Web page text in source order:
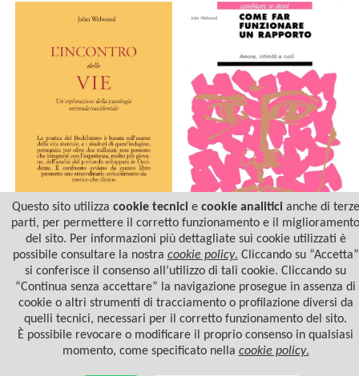
L'INCONTRO DELLE VIE
COME FAR FUNZIONARE
UN RAPPORTO
Questo sito utilizza cookie tecnicie cookie analiticianche di terze
parti, per permettere il corretto funzionamento e il miglioramento
del sito. Per informazioni più dettagliate sui cookie utilizzati è
possibile consultare la nostra cookie policy. Cliccando su “Accetta”
si conferisce il consenso all’utilizzo di tali cookie. Cliccando su
“Continua senza accettare” la navigazione prosegue in assenza di
cookie o altri strumenti di tracciamento o profilazione diversi da
quelli tecnici, necessari per il corretto funzionamento del sito.
È possibile revocare o modificare il proprio consenso in qualsiasi
momento, come specificato nella cookie policy.